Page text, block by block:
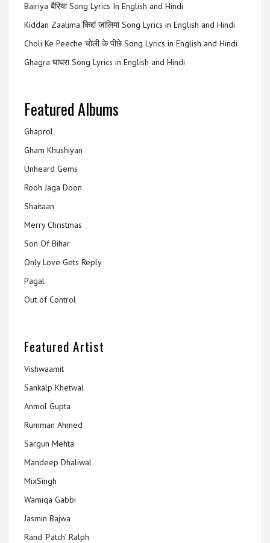
Bairiya बैरिया Song Lyrics In English and Hindi
Kiddan Zaalima किद्दां ज़ालिमा Song Lyrics in English and Hindi
Choli Ke Peeche चोली के पीछे Song Lyrics in English and Hindi
Ghagra घाघरा Song Lyrics in English and Hindi
Featured Albums
Ghaprol
Gham Khushiyan
Unheard Gems
Rooh Jaga Doon
Shaitaan
Merry Christmas
Son Of Bihar
Only Love Gets Reply
Pagal
Out of Control
Featured Artist
Vishwaamit
Sankalp Khetwal
Anmol Gupta
Rumman Ahmed
Sargun Mehta
Mandeep Dhaliwal
MixSingh
Wamiqa Gabbi
Jasmin Bajwa
Rand ‘Patch’ Ralph